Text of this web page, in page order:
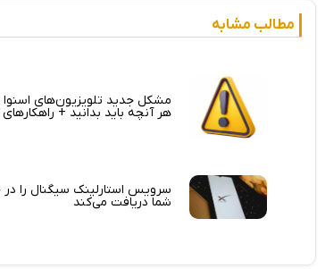
مطالب مشابه
مشکل جدید تلویزیون‌های اسنوا
هر آنچه باید بدانید +
سرویس استارلینک سیگنال را
شما دریافت می‌کند